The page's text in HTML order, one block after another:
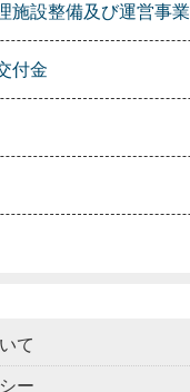
施設整備及び運営事業
付金
て
ー